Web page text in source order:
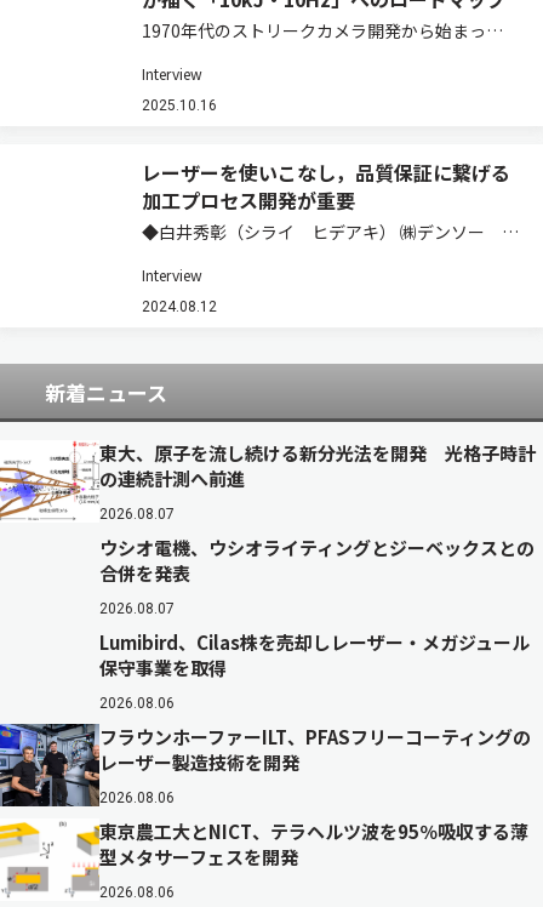
1970年代のストリークカメラ開発から始まった
科学研究所との共同研究，200–300J級・10Hz動
作を実証した近年の進展，そして2028年～2040
Interview
2025.10.16
レーザーを使いこなし，品質保証に繋げる
加工プロセス開発が重要
◆白井秀彰（シライ ヒデアキ） ㈱デンソー 先
工学博士（大阪大学） 【経歴】1969年生まれ。
日本電装㈱（現 ㈱デンソー）入社後，生産技術
Interview
2024.08.12
新着ニュース
東大、原子を流し続ける新分光法を開発 光格子時計
の連続計測へ前進
2026.08.07
ウシオ電機、ウシオライティングとジーベックスとの
合併を発表
2026.08.07
Lumibird、Cilas株を売却しレーザー・メガジュール
保守事業を取得
2026.08.06
フラウンホーファーILT、PFASフリーコーティングの
レーザー製造技術を開発
2026.08.06
東京農工大とNICT、テラヘルツ波を95％吸収する薄
型メタサーフェスを開発
2026.08.06